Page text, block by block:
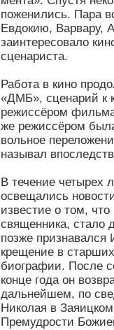
поженились. Пара
Евдокию, Варвару,
заинтересовало
сценариста.
Работа в кино
«ДМБ», сценарий к
режиссёром
же режиссёром
вольное
называл
В течение четырех
освещались
известие о том,
священника, стало
позже признавался
крещение в
биографии. После
конце года он
дальнейшем, по
Николая в
Премудрости